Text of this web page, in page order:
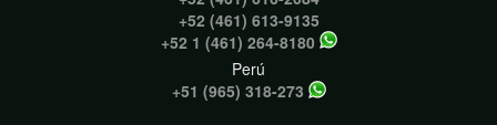
+52 (461) 613-9135
+52 1 (461) 264-8180
Perú
+51 (965) 318-273